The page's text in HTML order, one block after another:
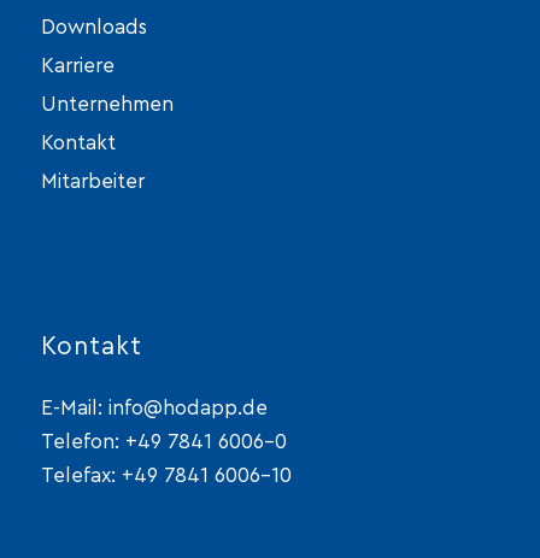
Downloads
Karriere
Unternehmen
Kontakt
Mitarbeiter
Kontakt
E-Mail: info@hodapp.de
Telefon: +49 7841 6006-0
Telefax: +49 7841 6006-10